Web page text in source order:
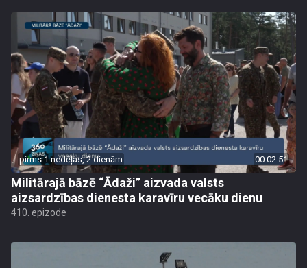
pirms 1 nedēļas, 2 dienām 00:02:51
Militārajā bāzē “Ādaži” aizvada valsts
aizsardzības dienesta karavīru vecāku dienu
410. epizode